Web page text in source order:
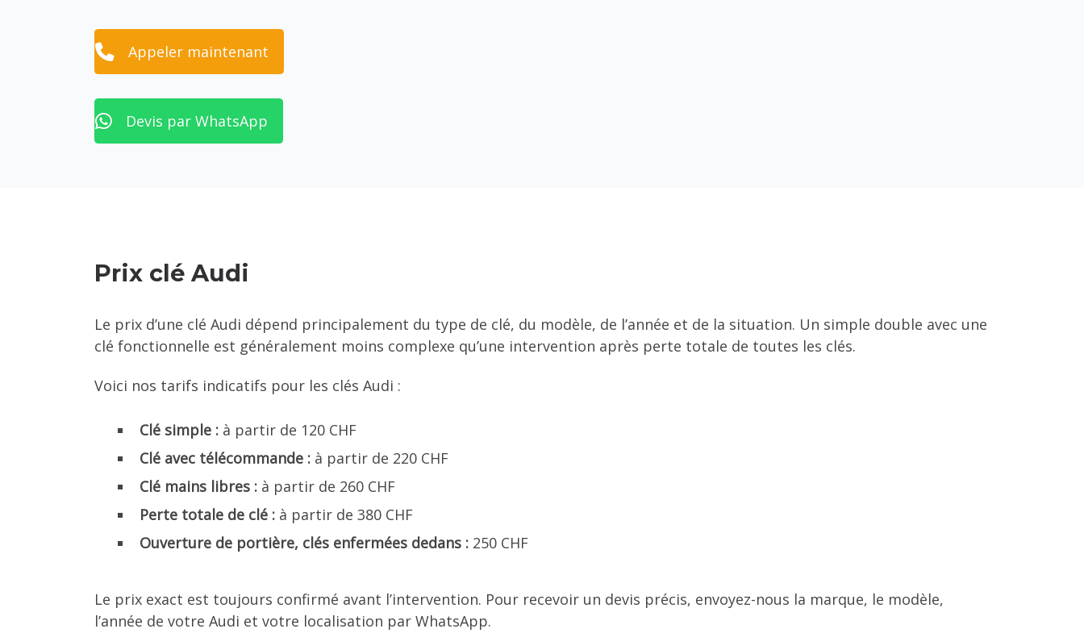
Appeler maintenant
Devis par WhatsApp
Prix clé Audi
Le prix d’une clé Audi dépend principalement du type de clé, du modèle, de l’année et de la situation. Un simple double avec une
clé fonctionnelle est généralement moins complexe qu’une intervention après perte totale de toutes les clés.
Voici nos tarifs indicatifs pour les clés Audi :
Clé simple : à partir de 120 CHF
Clé avec télécommande : à partir de 220 CHF
Clé mains libres : à partir de 260 CHF
Perte totale de clé : à partir de 380 CHF
Ouverture de portière, clés enfermées dedans : 250 CHF
Le prix exact est toujours confirmé avant l’intervention. Pour recevoir un devis précis, envoyez-nous la marque, le modèle,
l’année de votre Audi et votre localisation par WhatsApp.